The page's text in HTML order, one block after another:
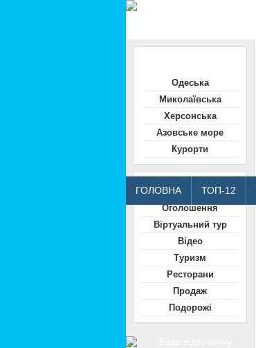
ГОЛОВНА ТОП-12
Одеська
Миколаївська
Херсонська
Азовське море
Курорти
Оголошення
Віртуальний тур
Відео
Туризм
Ресторани
Продаж
Подорожі